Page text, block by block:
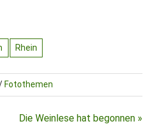
Rhein
Fotothemen
Die Weinlese hat begonnen »